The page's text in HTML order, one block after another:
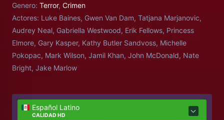
Genero: Terror, Crimen
Actores: Luke Baines, Gwen Van Dam, Tatjana Marjanovic,
Audrey Neal, Gabriella Westwood, Erik Fellows, Princess
Elmore, Gary Kasper, Kathy Butler Sandvoss, Michelle
Pokopac, Mark Wilson, Jamil Khan, John McDonald, Nate
Bright, Jake Marlow
Español Latino
CALIDAD HD